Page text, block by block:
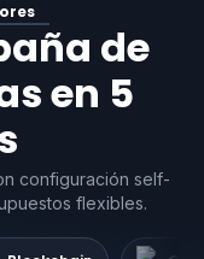
de
en 5
configuración self-
flexibles.